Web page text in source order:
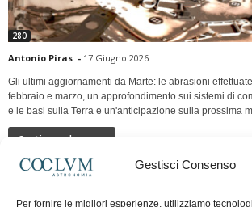
Gestisci Consenso
Per fornire le migliori esperienze, utilizziamo
280
Antonio Piras - 17 Giugno 2026
Gli ultimi aggiornamenti da Marte: le abrasioni
febbraio e marzo, un approfondimento sui sistemi di
e le basi sulla Terra e un'anticipazione sulla prossima
Continua a leggere